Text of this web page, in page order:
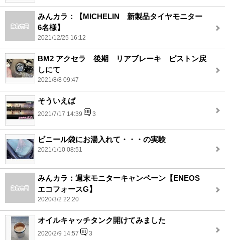
みんカラ：【MICHELIN 新製品タイヤモニター
6名様】
2021/12/25 16:12
BM2 アクセラ 後期 リアブレーキ ピストン戻
しにて
2021/8/8 09:47
そういえば
2021/7/17 14:39 3
ビニール袋にお湯入れて・・・の実験
2021/1/10 08:51
みんカラ：週末モニターキャンペーン【ENEOS
エコフォースG】
2020/3/2 22:20
オイルキャッチタンク開けてみました
2020/2/9 14:57 3